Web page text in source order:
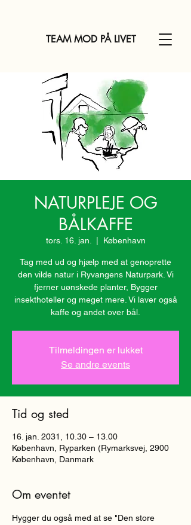
TEAM MOD PÅ LIVET
NATURPLEJE OG
BÅLKAFFE
tors. 16. jan. København
Tag med ud og hjælp med at genoprette
den vilde natur i Ryvangens Naturpark. Vi
fjerner uønskede planter, Bygger
insekthoteller og meget mere. Vi laver også
kaffe og andet over bål.
Tilmeldingen er lukket
Se andre events
Tid og sted
16. jan. 2031, 10.30 – 13.00
København, Ryparken (Rymarksvej, 2900
København, Danmark
Om eventet
Hygger du også med at se "Den store